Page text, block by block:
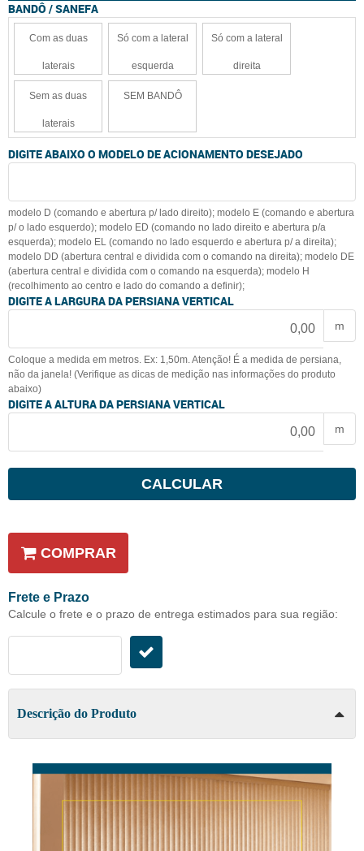
BANDÔ / SANEFA
Com as duas
laterais
Só com a lateral
esquerda
Só com a lateral
direita
Sem as duas
laterais
SEM BANDÔ
DIGITE ABAIXO O MODELO DE ACIONAMENTO DESEJADO
modelo D (comando e abertura p/ lado direito); modelo E (comando e abertura
p/ o lado esquerdo); modelo ED (comando no lado direito e abertura p/a
esquerda); modelo EL (comando no lado esquerdo e abertura p/ a direita);
modelo DD (abertura central e dividida com o comando na direita); modelo DE
(abertura central e dividida com o comando na esquerda); modelo H
(recolhimento ao centro e lado do comando a definir);
DIGITE A LARGURA DA PERSIANA VERTICAL
m
Coloque a medida em metros. Ex: 1,50m. Atenção! É a medida de persiana,
não da janela! (Verifique as dicas de medição nas informações do produto
abaixo)
DIGITE A ALTURA DA PERSIANA VERTICAL
m
CALCULAR
COMPRAR
Frete e Prazo
Calcule o frete e o prazo de entrega estimados para sua região:
Descrição do Produto